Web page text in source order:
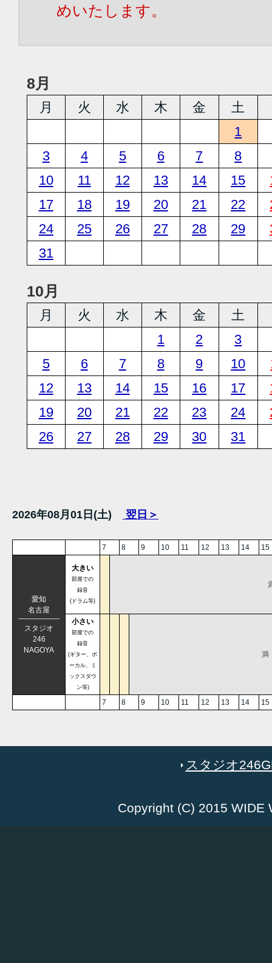
めいたします。
8月
月 火 水 木 金 土
1
3
4 5 6 7
8
10
11 12 13 14 15
17
18 19 20 21 22
24
25 26 27 28 29
31
10月
月 火 水 木 金 土
1
2
3
5
6 7 8 9 10
12
13 14 15 16 17
19
20 21 22 23 24
26
27 28 29 30 31
2026年08月01日(土) 翌日＞
7 8 9 10 11 12 13 14 15
愛知
名古屋
スタジオ
246
NAGOYA
大きい
部屋での
録音
(ドラム等)
小さい
部屋での
録音
(ギター、ボ
ーカル、ミ
ックスダウ
ン等)
満
7 8 9 10 11 12 13 14 15
スタジオ
Copyright (C) 2015 WIDE